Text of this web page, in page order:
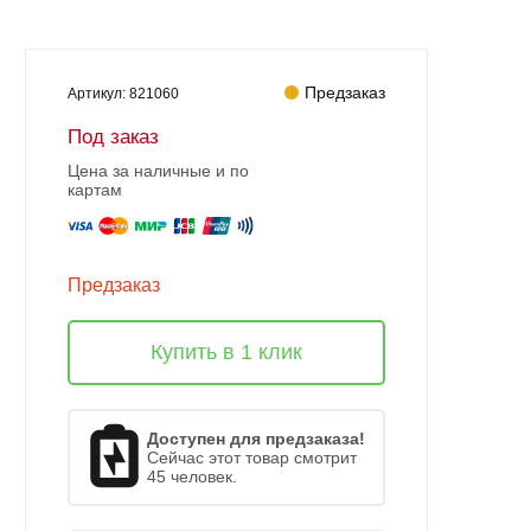
Артикул: 821060 Предзаказ
Под заказ
Цена за наличные и по
картам
Предзаказ
Купить в 1 клик
Доступен для предзаказа!
Сейчас этот товар смотрит
45 человек.